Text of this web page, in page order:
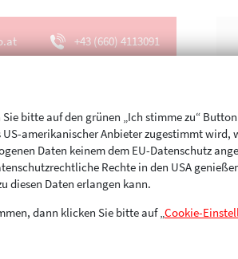
+43 (660) 4113091
Menu
bitte auf den grünen „Ich stimme zu“
amerikanischer Anbieter zugestimmt wird,
Daten keinem dem EU-Datenschutz
Rechte in den USA
diesen Daten erlangen kann.
dann klicken Sie bitte auf „Cookie-